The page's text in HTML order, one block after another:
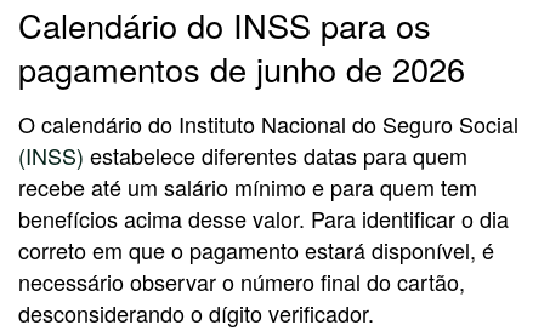
Calendário do INSS para os
pagamentos de junho de 2026
O calendário do Instituto Nacional do Seguro Social
(INSS) estabelece diferentes datas para quem
recebe até um salário mínimo e para quem tem
benefícios acima desse valor. Para identificar o dia
correto em que o pagamento estará disponível, é
necessário observar o número final do cartão,
desconsiderando o dígito verificador.